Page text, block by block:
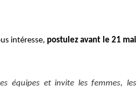
intéresse,postulez avant le 21 mai
équipes et invite les femmes, les